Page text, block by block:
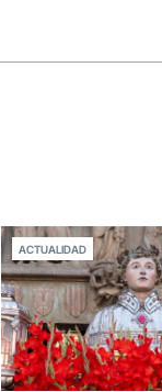
ACTUALIDAD